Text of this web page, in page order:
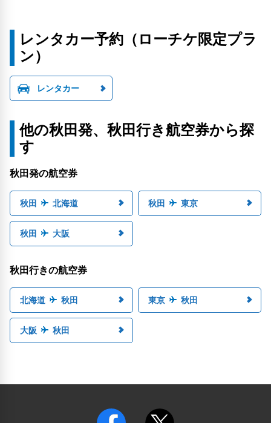
レンタカー予約（ローチケ限定プラ
ン）
レンタカー
他の秋田発、秋田行き航空券から探
す
秋田発の航空券
秋田 北海道 秋田 東京
秋田 大阪
秋田行きの航空券
北海道 秋田 東京 秋田
大阪 秋田